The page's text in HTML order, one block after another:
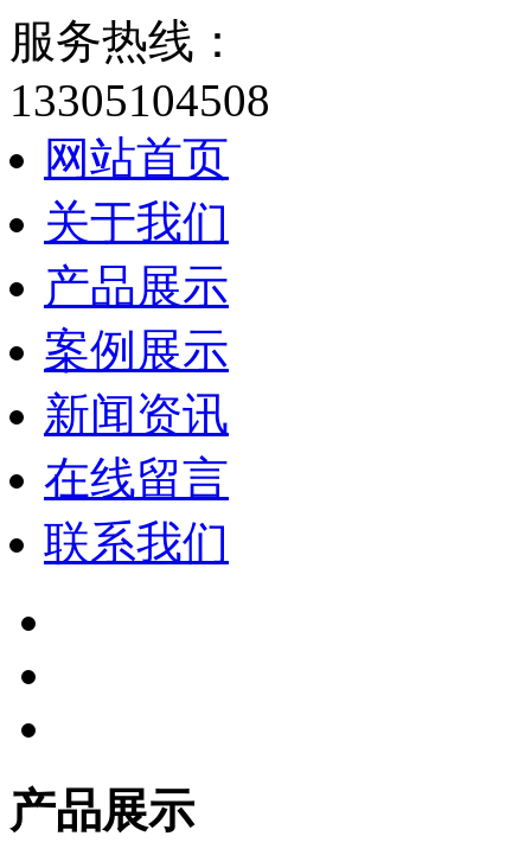
服务热线：
13305104508
网站首页
关于我们
产品展示
案例展示
新闻资讯
在线留言
联系我们
产品展示